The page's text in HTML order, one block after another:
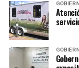
YA VIENE
Matan a un hombre
NO TE PIERDAS
Detienen a sujetos
policiales